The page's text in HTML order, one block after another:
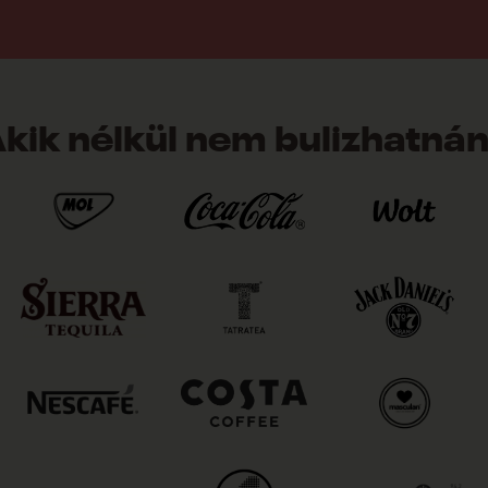
nélkül nem